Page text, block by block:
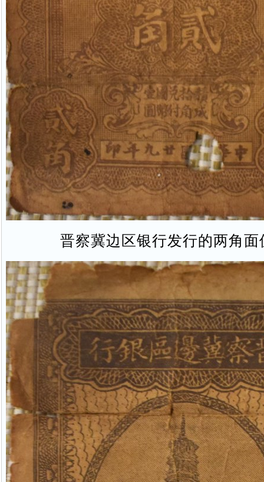
晋察冀边区银行发行的两角面